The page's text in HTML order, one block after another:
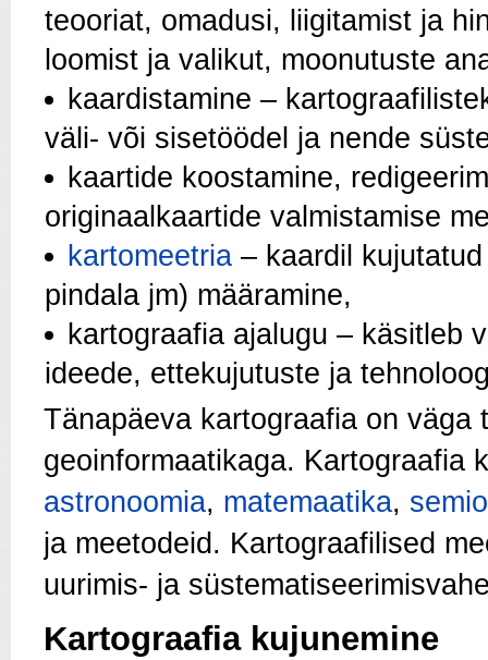
teooriat, omadusi, liigitamist ja
loomist ja valikut, moonutuste
kaardistamine –
väli- või sisetöödel ja nende
kaartide koostamine,
originaalkaartide valmistamise
kartomeetria – kaardil
pindala jm) määramine,
kartograafia ajalugu – käsitleb
ideede, ettekujutuste ja
Tänapäeva kartograafia on
geoinformaatikaga. Kartograafia
astronoomia, matemaatika,
ja meetodeid. Kartograafilised
uurimis- ja
Kartograafia kujunemine